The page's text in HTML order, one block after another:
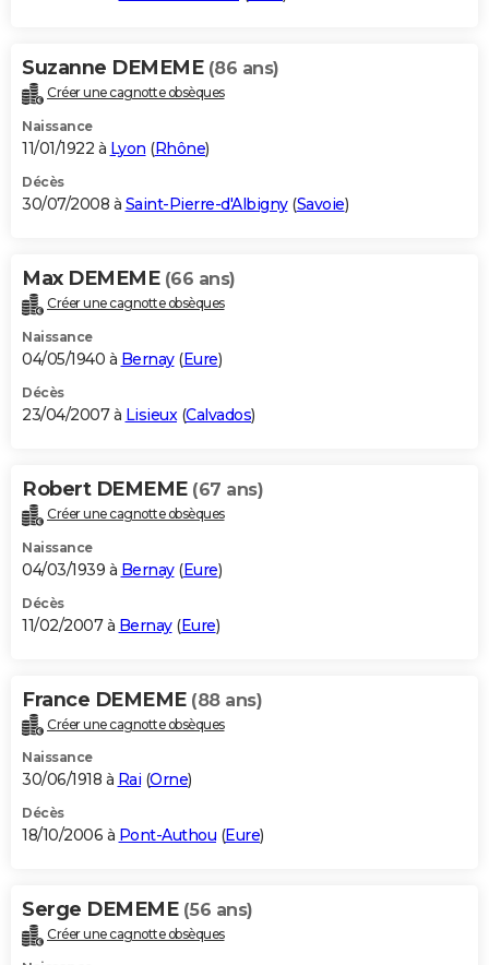
Suzanne DEMEME (86 ans)
Créer une cagnotte obsèques
Naissance
11/01/1922 à Lyon (Rhône)
Décès
30/07/2008 à Saint-Pierre-d'Albigny(Savoie)
Max DEMEME (66 ans)
Créer une cagnotte obsèques
Naissance
04/05/1940 à Bernay(Eure)
Décès
23/04/2007 à Lisieux(Calvados)
Robert DEMEME (67 ans)
Créer une cagnotte obsèques
Naissance
04/03/1939 à Bernay(Eure)
Décès
11/02/2007 à Bernay(Eure)
France DEMEME (88 ans)
Créer une cagnotte obsèques
Naissance
30/06/1918 à Rai (Orne)
Décès
18/10/2006 à Pont-Authou (Eure)
Serge DEMEME (56 ans)
Créer une cagnotte obsèques